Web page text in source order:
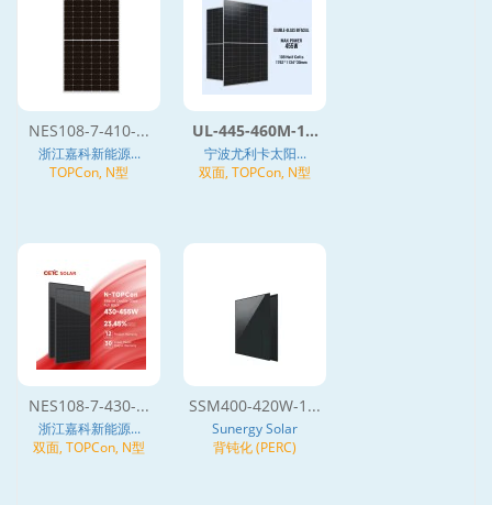
NES108-7-410-...
浙江嘉科新能源...
TOPCon, N型
UL-445-460M-1...
宁波尤利卡太阳...
双面, TOPCon, N型
NES108-7-430-...
浙江嘉科新能源...
双面, TOPCon, N型
SSM400-420W-1...
Sunergy Solar
背钝化 (PERC)